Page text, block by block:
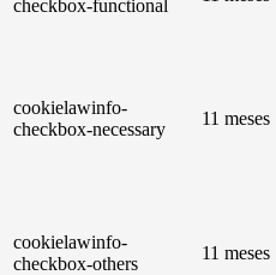
checkbox-functional
cookielawinfo-
checkbox-necessary
11 meses
cookielawinfo-
checkbox-others
11 meses